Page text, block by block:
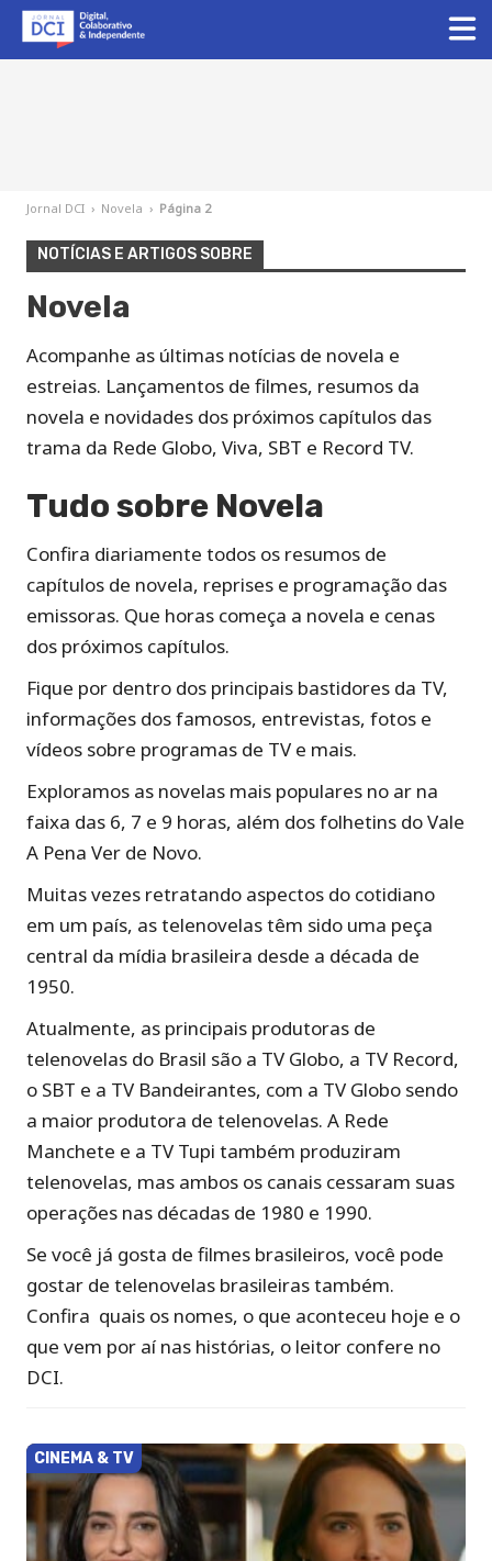
Jornal DCI › Novela › Página 2
NOTÍCIAS E ARTIGOS SOBRE
Novela
Acompanhe as últimas notícias de novela e
estreias. Lançamentos de filmes, resumos da
novela e novidades dos próximos capítulos das
trama da Rede Globo, Viva, SBT e Record TV.
Tudo sobre Novela
Confira diariamente todos os resumos de
capítulos de novela, reprises e programação das
emissoras. Que horas começa a novela e cenas
dos próximos capítulos.
Fique por dentro dos principais bastidores da TV,
informações dos famosos, entrevistas, fotos e
vídeos sobre programas de TV e mais.
Exploramos as novelas mais populares no ar na
faixa das 6, 7 e 9 horas, além dos folhetins do Vale
A Pena Ver de Novo.
Muitas vezes retratando aspectos do cotidiano
em um país, as telenovelas têm sido uma peça
central da mídia brasileira desde a década de
1950.
Atualmente, as principais produtoras de
telenovelas do Brasil são a TV Globo, a TV Record,
o SBT e a TV Bandeirantes, com a TV Globo sendo
a maior produtora de telenovelas. A Rede
Manchete e a TV Tupi também produziram
telenovelas, mas ambos os canais cessaram suas
operações nas décadas de 1980 e 1990.
Se você já gosta de filmes brasileiros, você pode
gostar de telenovelas brasileiras também.
Confira quais os nomes, o que aconteceu hoje e o
que vem por aí nas histórias, o leitor confere no
DCI.
CINEMA & TV